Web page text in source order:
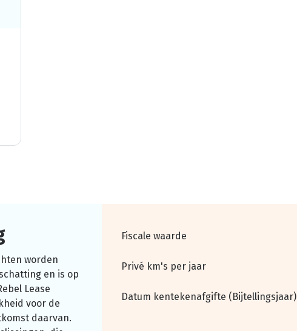
worden
en is op
Lease
voor de
daarvan.
Fiscale waarde
Privé km's per jaar
Datum kentekenafgifte (Bijtellingsjaar)